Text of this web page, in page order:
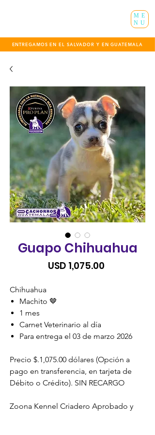
ENTREGAMOS EN EL SALVADOR Y EN GUATEMALA
ME
NU
Guapo Chihuahua
USD 1,075.00
Chihuahua
Machito 🤎
1 mes
Carnet Veterinario al día
Para entrega el 03 de marzo 2026
Precio $.1,075.00 dólares (Opción a
pago en transferencia, en tarjeta de
Débito o Crédito). SIN RECARGO
Zoona Kennel Criadero Aprobado y